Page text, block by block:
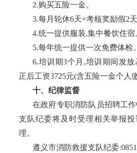
2.购买五险一金。
3.每月轮休6天+考核奖励假2天
4.统一提供服装,集中餐饮住宿
5.每年统一提供一次免费体检。
6.培训期3个月,培训期间发放
正后工资3725元(含五险一金个人
十、纪律监督
在政府专职消防队员招聘工作
支队纪委将及时受理相关举报
理。
遵义市消防救援支队纪委